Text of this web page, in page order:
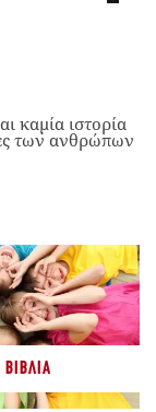
καμία ιστορία
των ανθρώπων
ΒΙΒΛΊΑ